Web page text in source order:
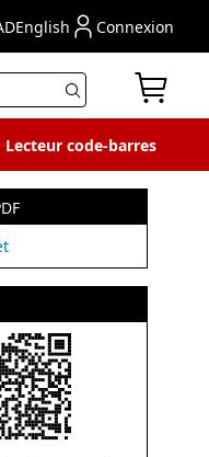
English Connexion
Lecteur code-barres